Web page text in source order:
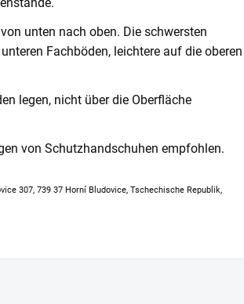
unten nach oben. Die schwersten
Fachböden, leichtere auf die oberen
legen, nicht über die Oberfläche
von Schutzhandschuhen empfohlen.
307, 739 37 Horní Bludovice, Tschechische Republik,